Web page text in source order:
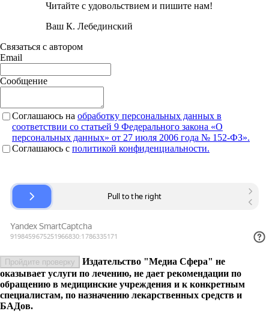
Читайте с удовольствием и пишите нам!
Ваш К. Лебединский
Связаться с автором
Email
Сообщение
Соглашаюсь на обработку персональных данных в
соответствии со статьей 9 Федерального закона «О
персональных данных» от 27 июля 2006 года № 152-ФЗ».
Соглашаюсь c политикой конфиденциальности.
Пройдите проверку
Издательство "Медиа Сфера" не
оказывает услуги по лечению, не дает рекомендации по
обращению в медицинские учреждения и к конкретным
специалистам, по назначению лекарственных средств и
БАДов.